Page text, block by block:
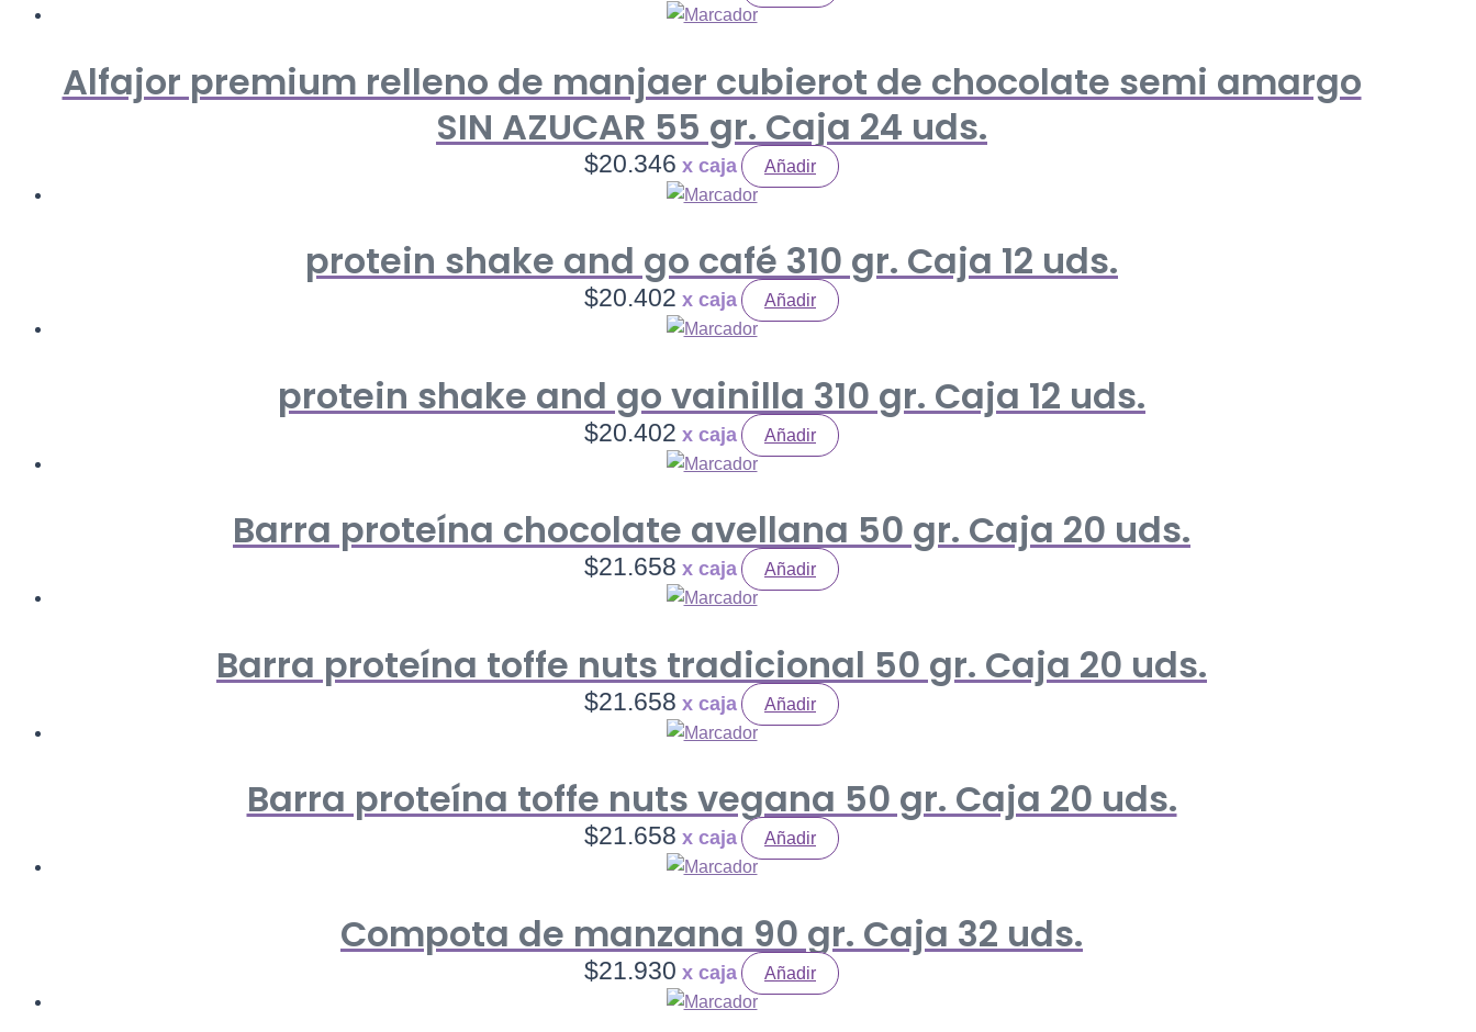
Alfajor premium relleno de manjaer cubierot de chocolate semi amargo
SIN AZUCAR 55 gr. Caja 24 uds.
$20.346 Añadir
protein shake and go café 310 gr. Caja 12 uds.
$20.402 Añadir
protein shake and go vainilla 310 gr. Caja 12 uds.
$20.402 Añadir
Barra proteína chocolate avellana 50 gr. Caja 20 uds.
$21.658 Añadir
Barra proteína toffe nuts tradicional 50 gr. Caja 20 uds.
$21.658 Añadir
Barra proteína toffe nuts vegana 50 gr. Caja 20 uds.
$21.658 Añadir
Compota de manzana 90 gr. Caja 32 uds.
$21.930 Añadir